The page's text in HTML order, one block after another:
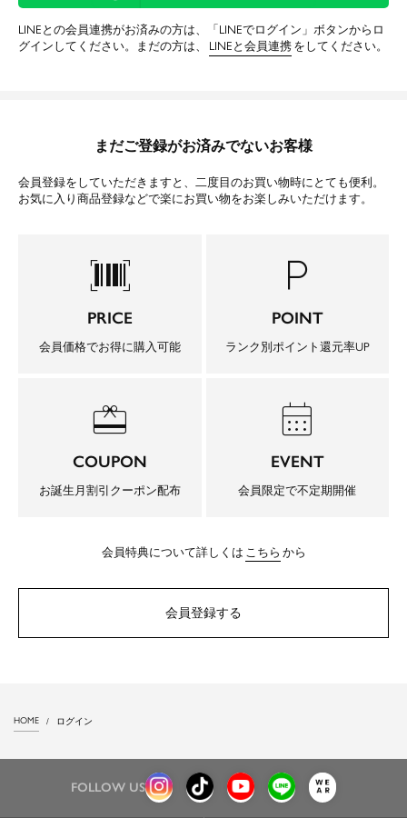
LINEとの会員連携がお済みの方は、「LINEでログイン」ボタンからロ
グインしてください。まだの方は、
LINEと会員連携 をしてください。
まだご登録がお済みでないお客様
会員登録をしていただきますと、二度目のお買い物時にとても便利。
お気に入り商品登録などで楽にお買い物をお楽しみいただけます。
barcode_scanner
PRICE
会員価格でお得に購入可能
local_parking
POINT
ランク別ポイント還元率UP
redeem
COUPON
お誕生月割引クーポン配布
calendar_month
EVENT
会員限定で不定期開催
会員特典について詳しくは こちら から
会員登録する
HOME ログイン
FOLLOW US